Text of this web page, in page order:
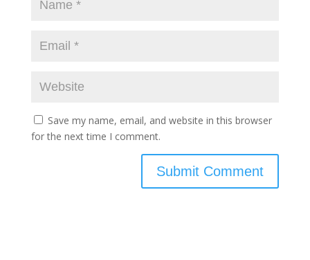
Save my name, email, and website in this browser
for the next time I comment.